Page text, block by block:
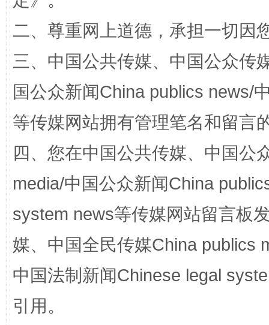
漫山遍野的桃花与雪山、麦地、白藏房 除
招工难、用工荒背后
二、尊重网上道德，承担一切因
三、中国公共传媒、中国公众传
国公众新闻China publics news/
等传媒网站拥有管理笔名和留言
四、您在中国公共传媒、中国公
media/中国公众新闻China
system news等传媒网站留言板
媒、中国全民传媒China publics
中国法制新闻Chinese legal
引用。